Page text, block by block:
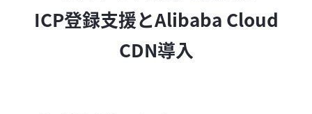
ICP登録支援とAlibaba Cloud
CDN導入